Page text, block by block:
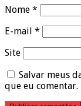
Nome *
E-mail *
Site
Salvar meus
que eu comentar.